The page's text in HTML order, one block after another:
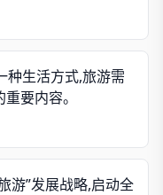
种生活方式,旅游需
要内容。
游”发展战略,启动全